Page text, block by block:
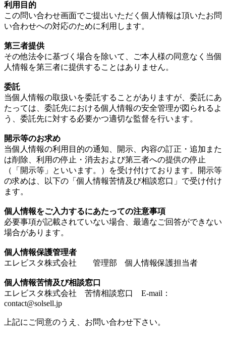
利用目的
この問い合わせ画面でご提出いただく個人情報は頂いたお問
い合わせへの対応のために利用します。
第三者提供
その他法令に基づく場合を除いて、ご本人様の同意なく当個
人情報を第三者に提供することはありません。
委託
当個人情報の取扱いを委託することがありますが、委託にあ
たっては、委託先における個人情報の安全管理が図られるよ
う、委託先に対する必要かつ適切な監督を行います。
開示等のお求め
当個人情報の利用目的の通知、開示、内容の訂正・追加また
は削除、利用の停止・消去および第三者への提供の停止
（「開示等」といいます。）を受け付けております。開示等
の求めは、以下の「個人情報苦情及び相談窓口」で受け付け
ます。
個人情報をご入力するにあたっての注意事項
必要事項が記載されていない場合、最適なご回答ができない
場合があります。
個人情報保護管理者
エレビスタ株式会社 管理部 個人情報保護担当者
個人情報苦情及び相談窓口
エレビスタ株式会社 苦情相談窓口 E-mail：
contact@solsell.jp
上記にご同意のうえ、お問い合わせ下さい。